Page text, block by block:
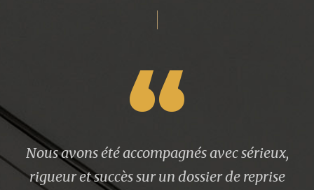
“
Le cabinet AVOCANCE excelle dans le
domaine des entreprises en difficultés.